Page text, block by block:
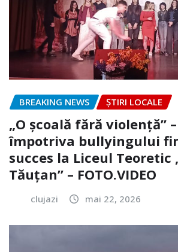
BREAKING NEWS ȘTIRI LOCALE
„O școală fără violență”
împotriva bullyingului
succes la Liceul Teoretic
Tăuțan” – FOTO.VIDEO
clujazi mai 22, 2026